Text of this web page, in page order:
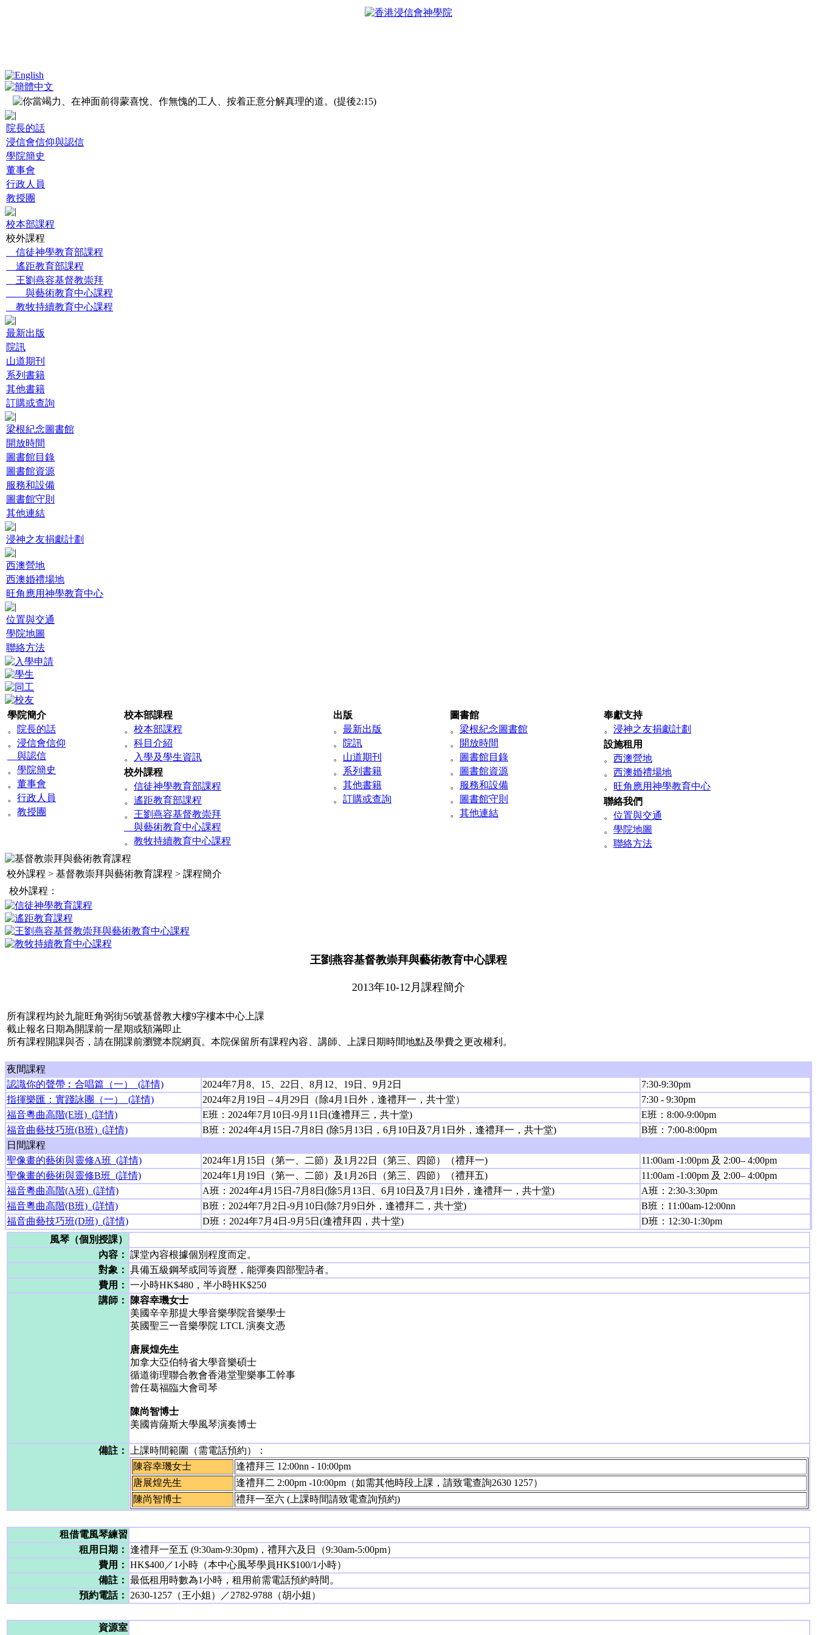
院長的話
浸信會信仰與認信
學院簡史
董事會
行政人員
教授團
校本部課程
校外課程
信徒神學教育部課程
遙距教育部課程
王劉燕容基督教崇拜
與藝術教育中心課程
教牧持續教育中心課程
最新出版
院訊
山道期刊
系列書籍
其他書籍
訂購或查詢
梁根紀念圖書館
開放時間
圖書館目錄
圖書館資源
服務和設備
圖書館守則
其他連結
浸神之友捐獻計劃
西澳營地
西澳婚禮場地
旺角應用神學教育中心
位置與交通
學院地圖
聯絡方法
學院簡介
。
院長的話
。 浸信會信仰
與認信
。 學院簡史
。 董事會
。 行政人員
。 教授團
校本部課程
。 校本部課程
。 科目介紹
。
入學及學生資訊
校外課程
。 信徒神學教育部課程
。 遙距教育部課程
。 王劉燕容基督教崇拜
與藝術教育中心課程
。 教牧持續教育中心課程
出版
。 最新出版
。
院訊
。 山道期刊
。 系列書籍
。 其他書籍
。 訂購或查詢
圖書館
。 梁根紀念圖書館
。
開放時間
。
圖書館目錄
。
圖書館資源
。
服務和設備
。
圖書館守則
。 其他連結
奉獻支持
。 浸神之友捐獻計劃
設施租用
。 西澳營地
。 西澳婚禮場地
。 旺角應用神學教育中心
聯絡我們
。 位置與交通
。 學院地圖
。 聯絡方法
校外課程 > 基督教崇拜與藝術教育課程 > 課程簡介
校外課程：
王劉燕容基督教崇拜與藝術教育中心課程
2013年10-12月課程簡介
所有課程均於九龍旺角弼街56號基督教大樓9字樓本中心上課
截止報名日期為開課前一星期或額滿即止
所有課程開課與否，請在開課前瀏覽本院網頁。本院保留所有課程內容、講師、上課日期時間地點及學費之更改權利。
夜間課程
認識你的聲帶︰合唱篇（一） (詳情)
2024年7月8、15、22日、8月12、19日、9月2日
7:30-9:30pm
指揮樂匯：實踐詠團（一） (詳情)
2024年2月19日 – 4月29日（除4月1日外，逢禮拜一，共十堂）
7:30 - 9:30pm
福音粵曲高階(E班) (詳情)
E班：2024年7月10日-9月11日(逢禮拜三，共十堂)
E班：8:00-9:00pm
福音曲藝技巧班(B班) (詳情)
B班：2024年4月15日-7月8日 (除5月13日，6月10日及7月1日外，逢禮拜一，共十堂)
B班：7:00-8:00pm
日間課程
聖像畫的藝術與靈修A班 (詳情)
2024年1月15日（第一、二節）及1月22日（第三、四節）（禮拜一)
11:00am -1:00pm 及 2:00– 4:00pm
聖像畫的藝術與靈修B班 (詳情)
2024年1月19日（第一、二節）及1月26日（第三、四節）（禮拜五)
11:00am -1:00pm 及 2:00– 4:00pm
福音粵曲高階(A班) (詳情)
A班：2024年4月15日-7月8日(除5月13日、6月10日及7月1日外，逢禮拜一，共十堂)
A班：2:30-3:30pm
福音粵曲高階(B班) (詳情)
B班：2024年7月2日-9月10日(除7月9日外，逢禮拜二，共十堂)
B班：11:00am-12:00nn
福音曲藝技巧班(D班) (詳情)
D班：2024年7月4日-9月5日(逢禮拜四，共十堂)
D班：12:30-1:30pm
風琴（個別授課）
內容： 課堂內容根據個別程度而定。
對象： 具備五級鋼琴或同等資歷，能彈奏四部聖詩者。
費用： 一小時HK$480，半小時HK$250
講師：
陳容幸璣女士
美國辛辛那提大學音樂學院音樂學士
英國聖三一音樂學院 LTCL 演奏文憑
唐展煌先生
加拿大亞伯特省大學音樂碩士
循道衛理聯合教會香港堂聖樂事工幹事
曾任葛福臨大會司琴
陳尚智博士
美國肯薩斯大學風琴演奏博士
備註：
上課時間範圍（需電話預約）：
陳容幸璣女士
逢禮拜三 12:00nn - 10:00pm
唐展煌先生
逢禮拜二 2:00pm -10:00pm（如需其他時段上課，請致電查詢2630 1257）
陳尚智博士
禮拜一至六 (上課時間請致電查詢預約)
租借電風琴練習
租用日期： 逢禮拜一至五 (9:30am-9:30pm)，禮拜六及日（9:30am-5:00pm）
費用： HK$400／1小時（本中心風琴學員HK$100/1小時）
備註： 最低租用時數為1小時，租用前需電話預約時間。
預約電話：
2630-1257（王小姐）／2782-9788（胡小姐）
資源室